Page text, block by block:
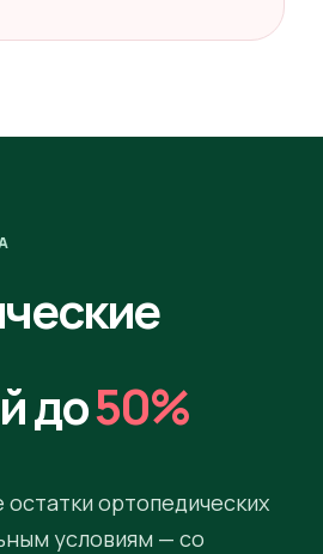
до50%
ортопедических
условиям — со